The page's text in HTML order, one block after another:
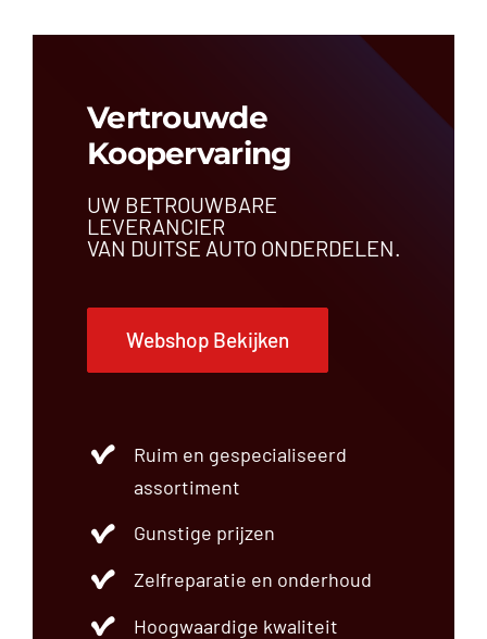
Vertrouwde
Koopervaring
UW BETROUWBARE
LEVERANCIER
VAN DUITSE AUTO ONDERDELEN.
Webshop Bekijken
Ruim en gespecialiseerd
assortiment
Gunstige prijzen
Zelfreparatie en onderhoud
Hoogwaardige kwaliteit